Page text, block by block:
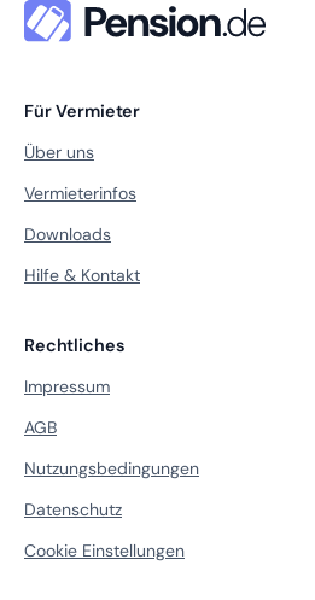
Für Vermieter
Über uns
Vermieterinfos
Downloads
Hilfe & Kontakt
Rechtliches
Impressum
AGB
Nutzungsbedingungen
Datenschutz
Cookie Einstellungen